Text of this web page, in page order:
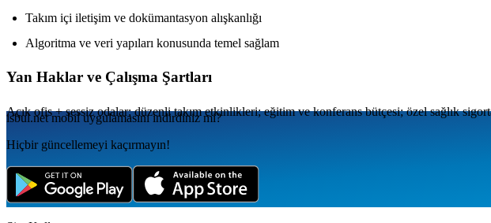
Takım içi iletişim ve dokümantasyon alışkanlığı
Algoritma ve veri yapıları konusunda temel sağlam
Yan Haklar ve Çalışma Şartları
Açık ofis + sessiz odalar; düzenli takım etkinlikleri; eğitim ve konferans bütçesi; özel sağlık
isbul.netmobil uygulamаsını indirdiniz mi?
Hiçbir güncellemeyi kaçırmayın!